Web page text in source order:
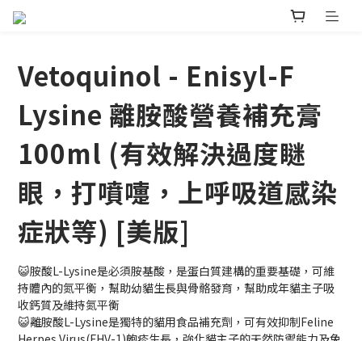
Vetoquinol - Enisyl-F
Lysine 離胺酸營養補充膏
100ml (有效解決過度瞇
眼，打噴嚏，上呼吸道感染
症狀等) [美版]
😺胺酸L-Lysine是必須胺基酸，是蛋白質建構的重要基礎，可維
持體內的氮平衡，幫助幼貓生長與骨骼發育，幫助成年貓主子吸
收鈣質及維持氮平衡
😺離胺酸L-Lysine是獨特的貓用食品補充劑，可有效抑制Feline